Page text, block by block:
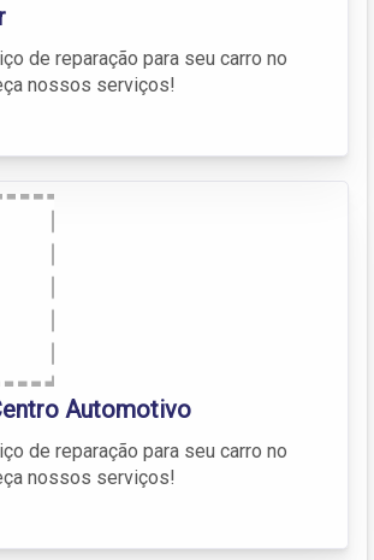
de reparação para seu carro no
nossos serviços!
Automotivo
de reparação para seu carro no
nossos serviços!